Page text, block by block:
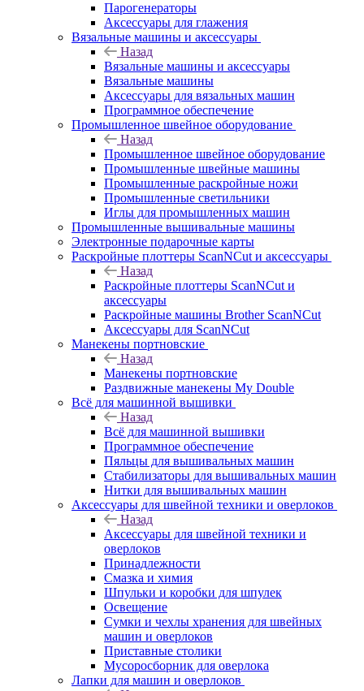
Парогенераторы
Аксессуары для глажения
Вязальные машины и аксессуары
Назад
Вязальные машины и аксессуары
Вязальные машины
Аксессуары для вязальных машин
Программное обеспечение
Промышленное швейное оборудование
Назад
Промышленное швейное оборудование
Промышленные швейные машины
Промышленные раскройные ножи
Промышленные светильники
Иглы для промышленных машин
Промышленные вышивальные машины
Электронные подарочные карты
Раскройные плоттеры ScanNCut и аксессуары
Назад
Раскройные плоттеры ScanNCut и
аксессуары
Раскройные машины Brother ScanNCut
Аксессуары для ScanNCut
Манекены портновские
Назад
Манекены портновские
Раздвижные манекены My Double
Всё для машинной вышивки
Назад
Всё для машинной вышивки
Программное обеспечение
Пяльцы для вышивальных машин
Стабилизаторы для вышивальных машин
Нитки для вышивальных машин
Аксессуары для швейной техники и оверлоков
Назад
Аксессуары для швейной техники и
оверлоков
Принадлежности
Смазка и химия
Шпульки и коробки для шпулек
Освещение
Сумки и чехлы хранения для швейных
машин и оверлоков
Приставные столики
Мусоросборник для оверлока
Лапки для машин и оверлоков